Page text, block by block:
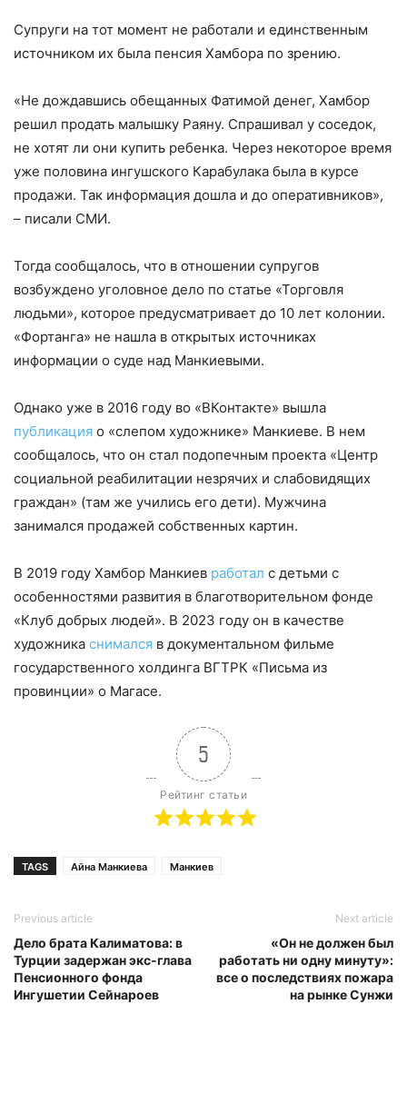
Супруги на тот момент не работали и единственным
источником их была пенсия Хамбора по зрению.
«Не дождавшись обещанных Фатимой денег, Хамбор
решил продать малышку Раяну. Спрашивал у соседок,
не хотят ли они купить ребенка. Через некоторое время
уже половина ингушского Карабулака была в курсе
продажи. Так информация дошла и до оперативников»,
– писали СМИ.
Тогда сообщалось, что в отношении супругов
возбуждено уголовное дело по статье «Торговля
людьми», которое предусматривает до 10 лет колонии.
«Фортанга» не нашла в открытых источниках
информации о суде над Манкиевыми.
Однако уже в 2016 году во «ВКонтакте» вышла
публикация о «слепом художнике» Манкиеве. В нем
сообщалось, что он стал подопечным проекта «Центр
социальной реабилитации незрячих и слабовидящих
граждан» (там же учились его дети). Мужчина
занимался продажей собственных картин.
В 2019 году Хамбор Манкиев работал с детьми с
особенностями развития в благотворительном фонде
«Клуб добрых людей». В 2023 году он в качестве
художника снимался в документальном фильме
государственного холдинга ВГТРК «Письма из
провинции» о Магасе.
5
Рейтинг статьи
TAGS Айна Манкиева Манкиев
Previous article
Дело брата Калиматова: в
Турции задержан экс-глава
Пенсионного фонда
Ингушетии Сейнароев
Next article
«Он не должен был
работать ни одну минуту»:
все о последствиях пожара
на рынке Сунжи